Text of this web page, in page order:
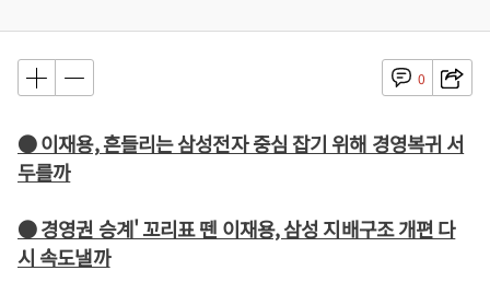
0
● 이재용, 흔들리는 삼성전자 중심 잡기 위해 경영복귀 서
두를까
● 경영권 승계' 꼬리표 뗀 이재용, 삼성 지배구조 개편 다
시 속도낼까